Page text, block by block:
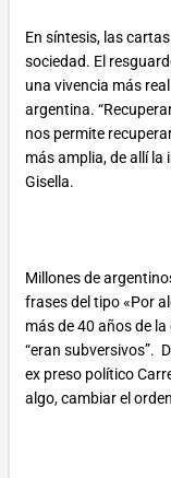
En síntesis, las
sociedad. El
una vivencia más
argentina.
nos permite
más amplia, de allí la
Gisella.
Millones de
frases del tipo «Por
más de 40 años de
“eran subversivos”.
ex preso político
algo, cambiar el